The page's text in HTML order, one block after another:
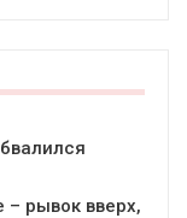
– рывок вверх,